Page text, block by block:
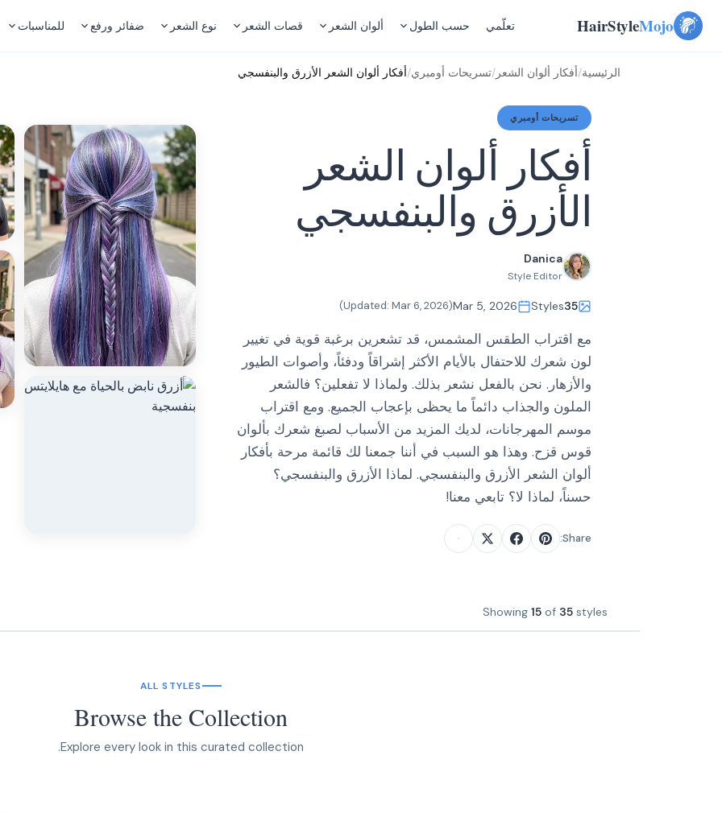
Skip
HairStyleMojo تعلّمي حسب الطول ألوان الشعر قصات الشعر نوع الشعر ضفائر ورفع للمناسبات
الرئيسية/أفكار ألوان الشعر /تسريحات أومبري/أفكار ألوان الشعر الأزرق والبنفسجي
تسريحات أومبري
أفكار ألوان الشعر
الأزرق والبنفسجي
Danica
Style Editor
35
Styles
Mar 5, 2026
(Updated:
Mar 6, 2026
)
مع اقتراب الطقس المشمس، قد تشعرين برغبة قوية في تغيير
لون شعرك للاحتفال بالأيام الأكثر إشراقاً ودفئاً، وأصوات الطيور
والأزهار. نحن بالفعل نشعر بذلك. ولماذا لا تفعلين؟ فالشعر
الملون والجذاب دائماً ما يحظى بإعجاب الجميع. ومع اقتراب
موسم المهرجانات، لديك المزيد من الأسباب لصبغ شعرك بألوان
قوس قزح. وهذا هو السبب في أننا جمعنا لك قائمة مرحة بأفكار
ألوان الشعر الأزرق والبنفسجي. لماذا الأزرق والبنفسجي؟
حسناً، لماذا لا؟ تابعي معنا!
Share:
Showing 15 of 35 styles
ALL STYLES
Browse the Collection
Explore every look in this curated collection.